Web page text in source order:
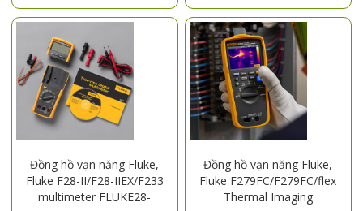
Đồng hồ vạn năng Fluke,
Fluke F28-II/F28-IIEX/F233
multimeter FLUKE28-
Đồng hồ vạn năng Fluke,
Fluke F279FC/F279FC/flex
Thermal Imaging